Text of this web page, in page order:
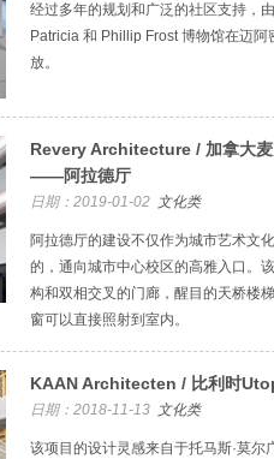
经过多年的规划和广泛的社区支持，
Patricia 和 Phillip Frost 博物馆在迈
放。
Revery Architecture / 加拿大
——阿拉德厅
日期：2019-01-02 文化类
阿拉德厅的建设不仅作为城市艺术文
的，通向城市中心校区的高雅入口。
构和双相交叉的门廊，醒目的天桥楼
窗可以直接照射到室内。
KAAN Architecten / 比利时
日期：2018-11-13 文化类
该项目的设计灵感来自于托马斯·莫尔